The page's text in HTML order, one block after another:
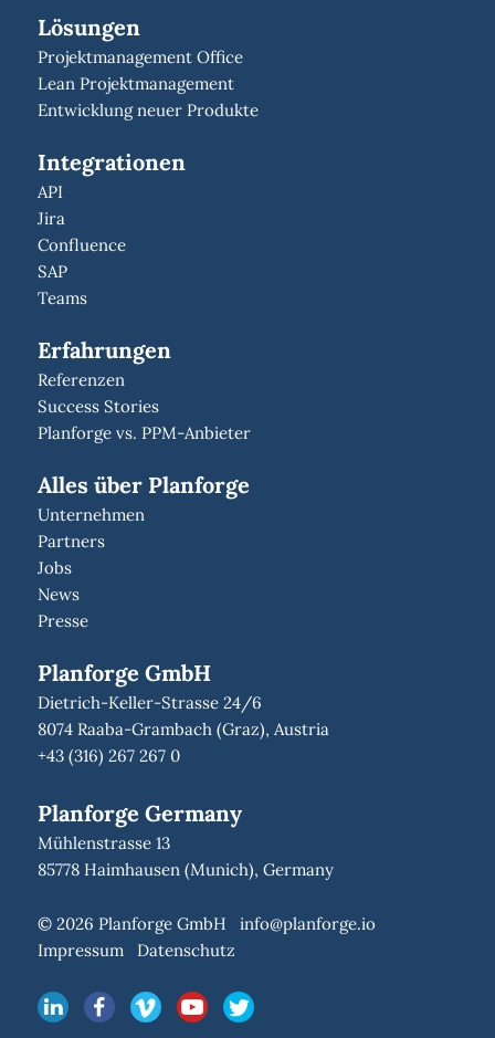
Lösungen
Projektmanagement Office
Lean Projektmanagement
Entwicklung neuer Produkte
Integrationen
API
Jira
Confluence
SAP
Teams
Erfahrungen
Referenzen
Success Stories
Planforge vs. PPM-Anbieter
Alles über Planforge
Unternehmen
Partners
Jobs
News
Presse
Planforge GmbH
Dietrich-Keller-Strasse 24/6
8074 Raaba-Grambach (Graz), Austria
+43 (316) 267 267 0
Planforge Germany
Mühlenstrasse 13
85778 Haimhausen (Munich), Germany
© 2026 Planforge GmbH info@planforge.io
Impressum
Datenschutz